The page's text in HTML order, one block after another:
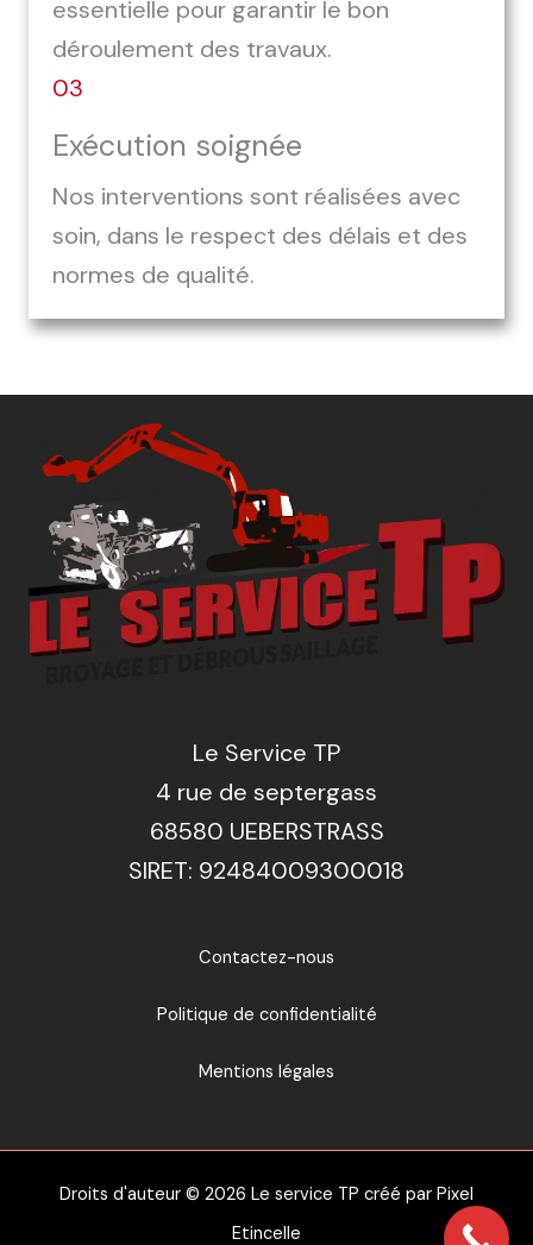
essentielle pour garantir le bon
déroulement des travaux.
03
Exécution soignée
Nos interventions sont réalisées avec
soin, dans le respect des délais et des
normes de qualité.
Le Service TP
4 rue de septergass
68580 UEBERSTRASS
SIRET: 92484009300018
Contactez-nous
Politique de confidentialité
Mentions légales
Droits d'auteur © 2026 Le service TP créé par Pixel
Etincelle